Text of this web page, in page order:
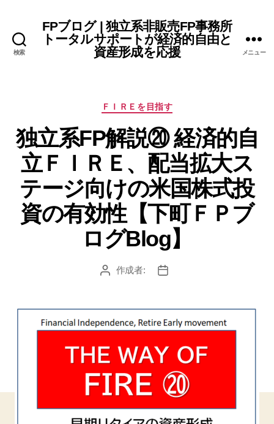
検索
FPブログ | 独立系非販売FP事務所
トータルサポートが経済的自由と
資産形成を応援
メニュー
カ
ゴ
リ
ＦＩＲＥを目指す
独立系FP解説⑳ 経済的自
立ＦＩＲＥ、配当拡大ス
テージ向けの米国株式投
資の有効性【下町ＦＰブ
ログBlog】
投 作成者:
投